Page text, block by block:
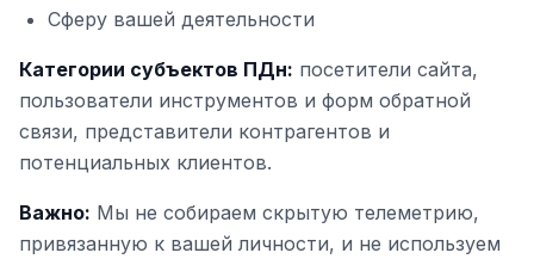
Сферу вашей деятельности
Категории субъектов ПДн: посетители сайта,
пользователи инструментов и форм обратной
связи, представители контрагентов и
потенциальных клиентов.
Важно: Мы не собираем скрытую телеметрию,
привязанную к вашей личности, и не используем